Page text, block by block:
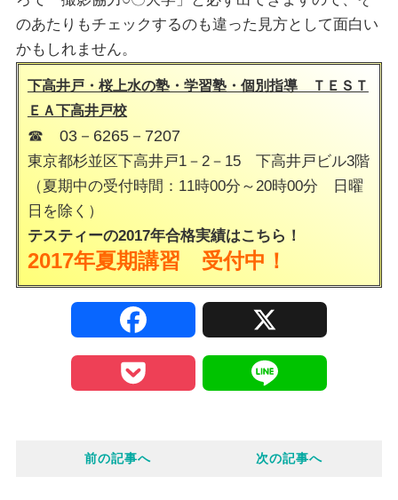
のあたりもチェックするのも違った見方として面白い
かもしれません。
下高井戸・桜上水の塾・学習塾・個別指導 ＴＥＳＴ
ＥＡ下高井戸校
☎ 03－6265－7207
東京都杉並区下高井戸1－2－15 下高井戸ビル3階
（夏期中の受付時間：11時00分～20時00分 日曜
日を除く）
テスティーの2017年合格実績はこちら！
2017年夏期講習 受付中！
前の記事へ 次の記事へ